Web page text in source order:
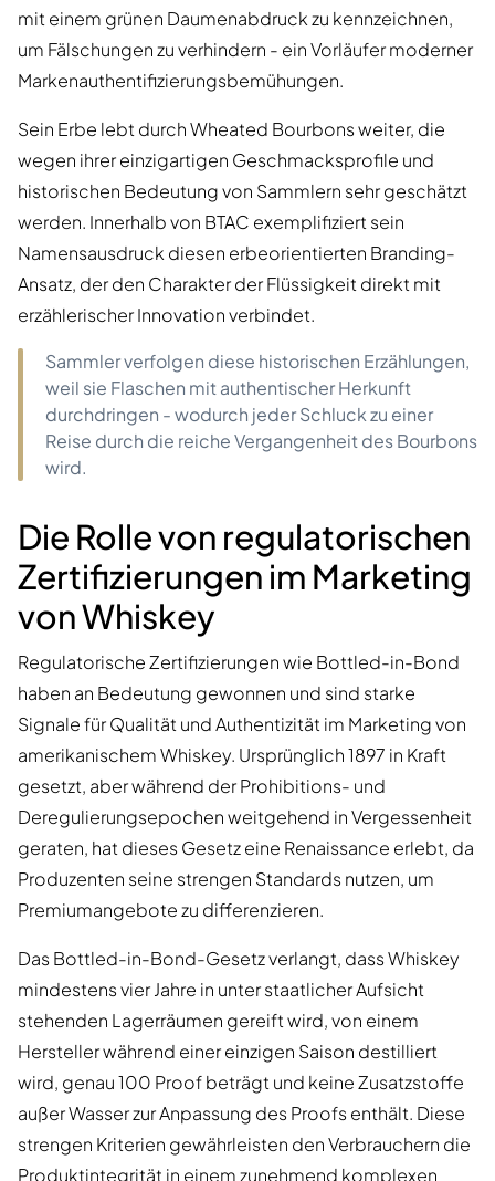
mit einem grünen Daumenabdruck zu kennzeichnen,
um Fälschungen zu verhindern - ein Vorläufer moderner
Markenauthentifizierungsbemühungen.
Sein Erbe lebt durch Wheated Bourbons weiter, die
wegen ihrer einzigartigen Geschmacksprofile und
historischen Bedeutung von Sammlern sehr geschätzt
werden. Innerhalb von BTAC exemplifiziert sein
Namensausdruck diesen erbeorientierten Branding-
Ansatz, der den Charakter der Flüssigkeit direkt mit
erzählerischer Innovation verbindet.
Sammler verfolgen diese historischen Erzählungen,
weil sie Flaschen mit authentischer Herkunft
durchdringen - wodurch jeder Schluck zu einer
Reise durch die reiche Vergangenheit des Bourbons
wird.
Die Rolle von regulatorischen
Zertifizierungen im Marketing
von Whiskey
Regulatorische Zertifizierungen wie Bottled-in-Bond
haben an Bedeutung gewonnen und sind starke
Signale für Qualität und Authentizität im Marketing von
amerikanischem Whiskey. Ursprünglich 1897 in Kraft
gesetzt, aber während der Prohibitions- und
Deregulierungsepochen weitgehend in Vergessenheit
geraten, hat dieses Gesetz eine Renaissance erlebt, da
Produzenten seine strengen Standards nutzen, um
Premiumangebote zu differenzieren.
Das Bottled-in-Bond-Gesetz verlangt, dass Whiskey
mindestens vier Jahre in unter staatlicher Aufsicht
stehenden Lagerräumen gereift wird, von einem
Hersteller während einer einzigen Saison destilliert
wird, genau 100 Proof beträgt und keine Zusatzstoffe
außer Wasser zur Anpassung des Proofs enthält. Diese
strengen Kriterien gewährleisten den Verbrauchern die
Produktintegrität in einem zunehmend komplexen